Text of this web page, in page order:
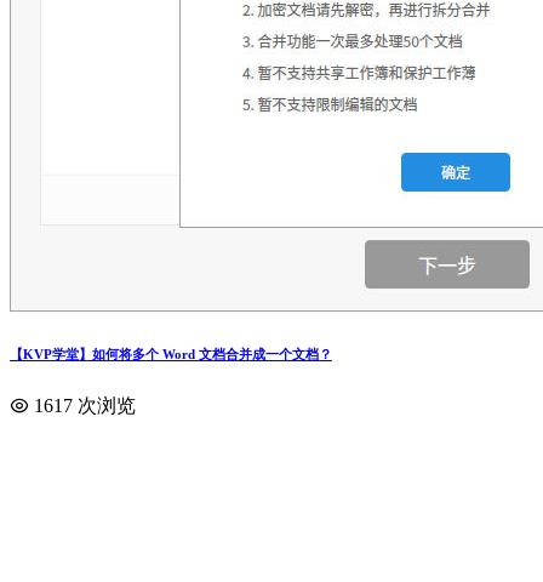
【KVP学堂】如何将多个 Word 文档合并成一个文档？
1617 次浏览